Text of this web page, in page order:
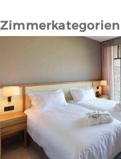
Zimmerkategorien